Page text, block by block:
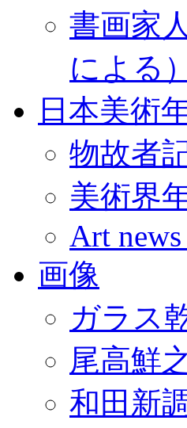
書画家
による）
日本美術
物故者
美術界
Art
画像
ガラス
尾高鮮
和田新